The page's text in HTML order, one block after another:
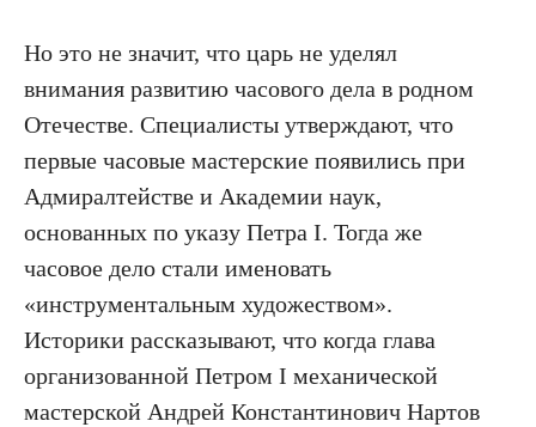
Но это не значит, что царь не уделял
внимания развитию часового дела в родном
Отечестве. Специалисты утверждают, что
первые часовые мастерские появились при
Адмиралтействе и Академии наук,
основанных по указу Петра I. Тогда же
часовое дело стали именовать
«инструментальным художеством».
Историки рассказывают, что когда глава
организованной Петром I механической
мастерской Анд­рей Константинович Нартов